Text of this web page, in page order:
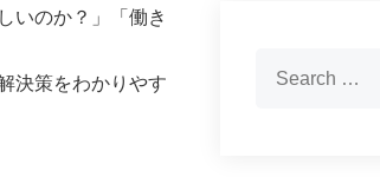
いのか？」「働き
決策をわかりやす